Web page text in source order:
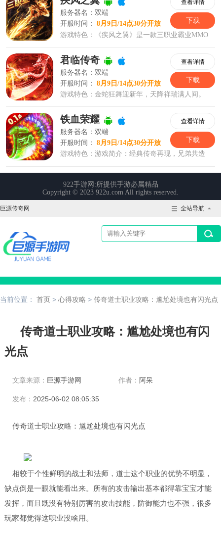
巨源传奇网 全站导航
当前位置： 首页 > 心得攻略 > 传奇道士职业攻略：尴尬处境也有闪光点
传奇道士职业攻略：尴尬处境也有闪
光点
文章来源： 巨源手游网 作者： 阿呆
发布： 2025-06-02 08:05:35
传奇道士职业攻略：尴尬处境也有闪光点
相较于个性鲜明的战士和法师，道士这个职业的优势不明显，
缺点倒是一眼就能看出来。所有的攻击输出基本都得靠宝宝才能
发挥，而且既没有特别厉害的攻击技能，防御能力也不强，很多
玩家都觉得这职业没啥用。